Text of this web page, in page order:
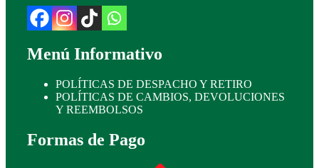
Menú Informativo
POLÍTICAS DE DESPACHO Y RETIRO
POLÍTICAS DE CAMBIOS, DEVOLUCIONES
Y REEMBOLSOS
Formas de Pago